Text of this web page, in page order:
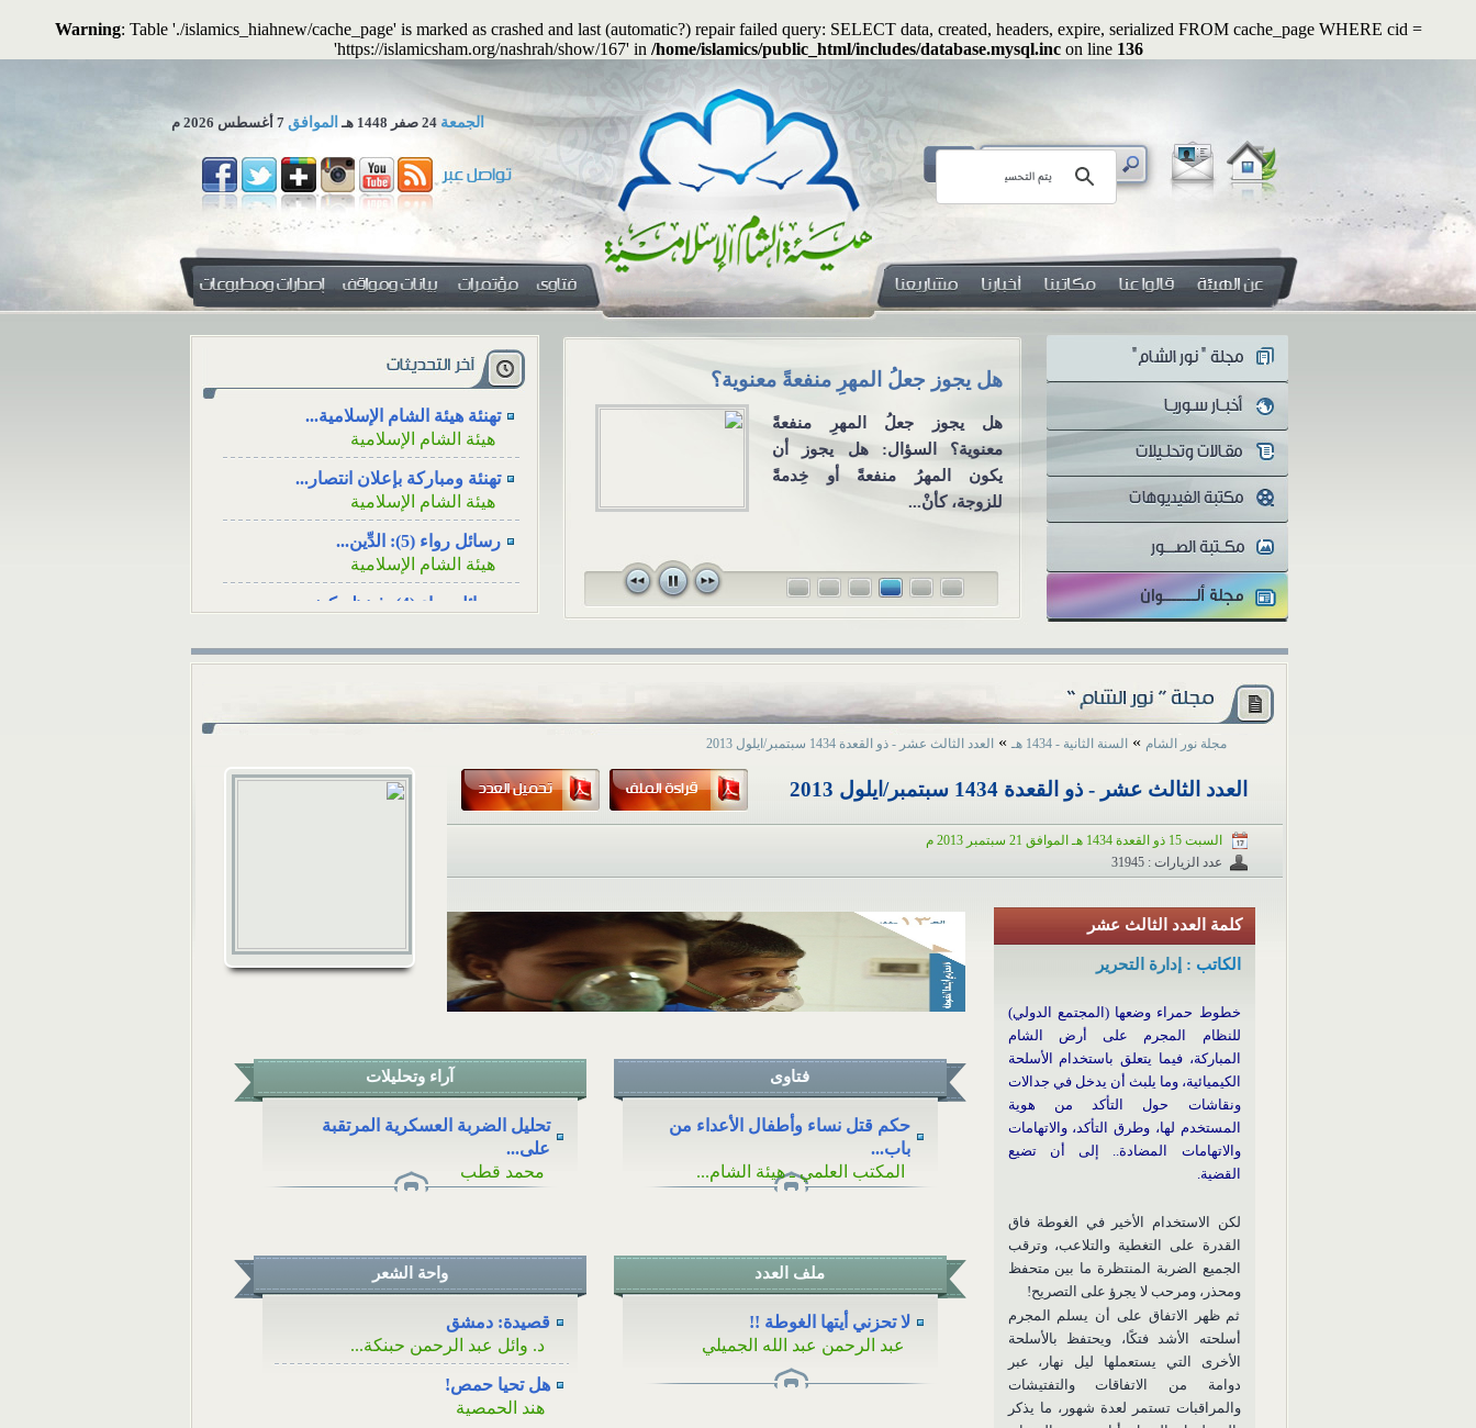
Warning: Table './islamics_hiahnew/cache_page' is marked as crashed and last (automatic?) repair failed query: SELECT data, created, headers, expire, serialized FROM cache_page WHERE cid =
'https://islamicsham.org/nashrah/show/167' in /home/islamics/public_html/includes/database.mysql.incon line 136
الجمعة 24 صفر 1448 هـ الموافق 7 أغسطس 2026 م
أوَلا يرون أنهم يُفتنون ...؟! منذ
هل يجوز جعلُ المهرِ منفعةً معنوية؟
هل يجوز جعلُ المهرِ منفعةً
معنوية؟ السؤال: هل يجوز أن
يكون المهرُ منفعةً أو خِدمةً
للزوجة، كأنْ...
الاجتماع للعزاء، والتعزية من خلال وسائل
الاجتماع للعزاء، ووقته، والتعزية
من خلال وسائل التواصل
الاجتماعي السؤال: عند وفاة
قريبٍ لأحد الأصدقاء هل يكفي
هل تجوز الاستعاضة عن المال...
المكتب العلمي ـ هيئة الشام...
هيئة الشام الإسلامية
هيئة الشام الإسلامية
هيئة الشام الإسلامية
هيئة الشام الإسلامية
رسائل رواء (3): لا يُسلِمُه...
رسائل رواء (1): وأصلحوا ذات...
رسائل رواء (2): أوَلا يرون...
هيئة الشام الإسلامية
المكتب العلمي ـ هيئة الشام...
مجلة نور الشام » السنة الثانية - 1434 هـ » العدد الثالث عشر - ذو القعدة 1434 سبتمبر/ايلول 2013
العدد الثالث عشر - ذو القعدة 1434 سبتمبر/ايلول 2013
السبت 15 ذو القعدة 1434 هـ الموافق 21 سبتمبر 2013 م
عدد الزيارات : 31945
كلمة العدد الثالث عشر
الكاتب : إدارة التحرير
خطوط حمراء وضعها (المجتمع الدولي)
للنظام المجرم على أرض الشام
المباركة، فيما يتعلق باستخدام الأسلحة
الكيميائية، وما يلبث أن يدخل في جدالات
ونقاشات حول التأكد من هوية
المستخدم لها، وطرق التأكد، والاتهامات
والاتهامات المضادة.. إلى أن تضيع
القضية.
لكن الاستخدام الأخير في الغوطة فاق
القدرة على التغطية والتلاعب، وترقب
الجميع الضربة المنتظرة ما بين متحفظ
ومحذر، ومرحب لا يجرؤ على التصريح!
ثم ظهر الاتفاق على أن يسلم المجرم
أسلحته الأشد فتكًا، ويحتفظ بالأسلحة
الأخرى التي يستعملها ليل نهار، عبر
دوامة من الاتفاقات والتفتيشات
والمراقبات تستمر لعدة شهور، ما يذكر
فتاوى
حكم قتل نساء وأطفال الأعداء من
باب...
المكتب العلمي ـ هيئة الشام...
ملف العدد
لا تحزني أيتها الغوطة !!
عبد الرحمن عبد الله الجميلي
آراء وتحليلات
تحليل الضربة العسكرية المرتقبة
على...
محمد قطب
واحة الشعر
قصيدة: دمشق
د. وائل عبد الرحمن حبنكة...
هل تحيا حمص!
هند الحمصية